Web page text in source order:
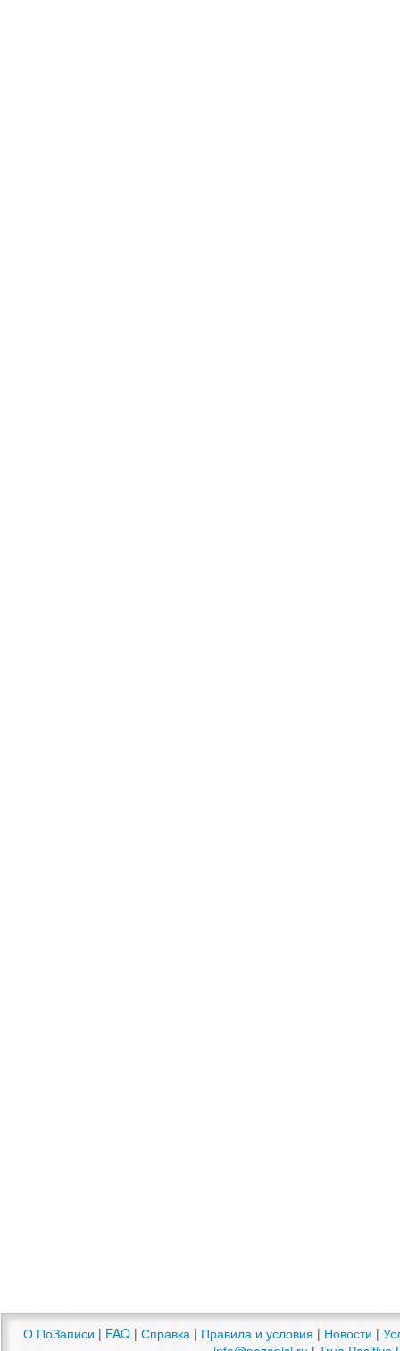
О ПоЗаписи | FAQ | Справка | Правила и условия | Новости |